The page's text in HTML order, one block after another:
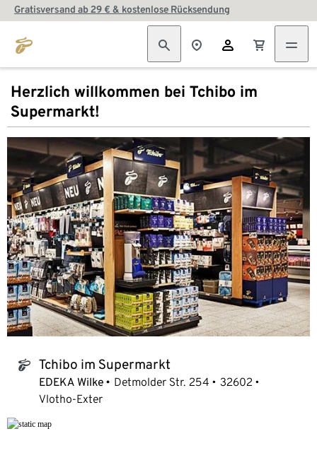
Gratisversand ab 29 € & kostenlose Rücksendung
Herzlich willkommen bei Tchibo im
Supermarkt!
tchibo_logo Tchibo im Supermarkt
EDEKA Wilke Detmolder Str. 254
32602
Vlotho-Exter